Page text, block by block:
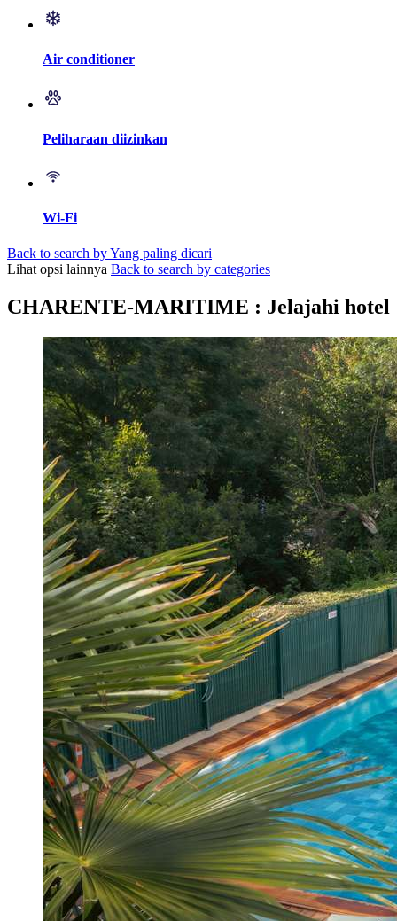
Air conditioner
Peliharaan diizinkan
Wi-Fi
Back to search by Yang paling dicari
Lihat opsi lainnya Back to search by categories
CHARENTE-MARITIME : Jelajahi hotel